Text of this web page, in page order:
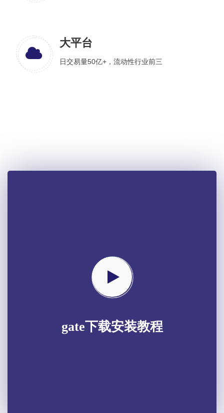
大平台
日交易量50亿+，流动性行业前三
gate下载安装教程